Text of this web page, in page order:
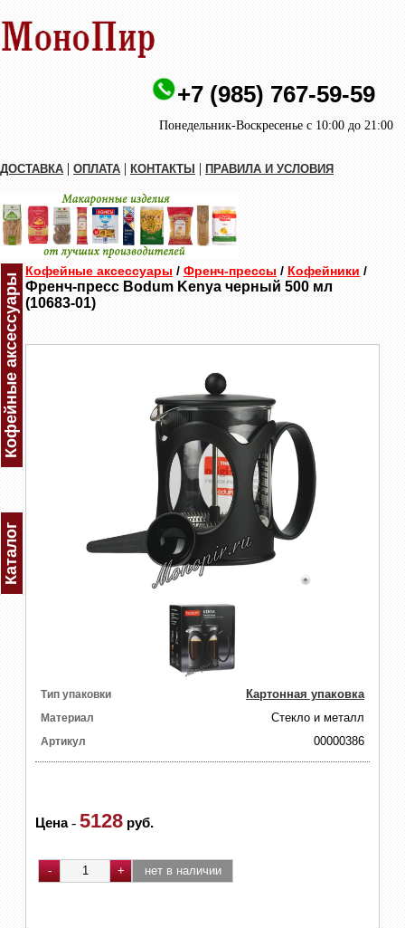
+7 (985) 767-59-59
Понедельник-Воскресенье с 10:00 до 21:00
ДОСТАВКА | ОПЛАТА | КОНТАКТЫ | ПРАВИЛА И УСЛОВИЯ
Кофейные аксессуары
Каталог
Кофейные аксессуары / Френч-прессы / Кофейники /
Френч-пресс Bodum Kenya черный 500 мл
(10683-01)
Тип упаковки Картонная упаковка
Материал Стекло и металл
Артикул 00000386
Цена- 5128 руб.